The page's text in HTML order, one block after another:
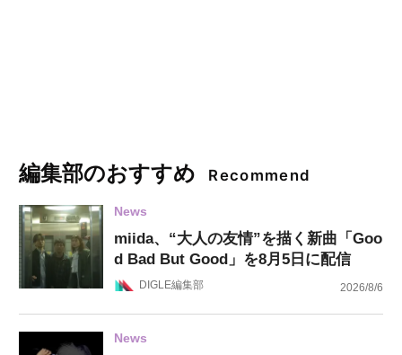
編集部のおすすめ Recommend
News
miida、“大人の友情”を描く新曲「Goo
d Bad But Good」を8月5日に配信
DIGLE編集部 2026/8/6
News